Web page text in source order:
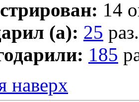
14
(а): 25 раз.
185
наверх